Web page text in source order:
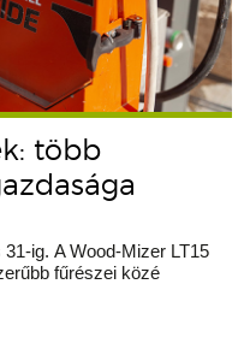
több
ig. A Wood-Mizer LT15
fűrészei közé